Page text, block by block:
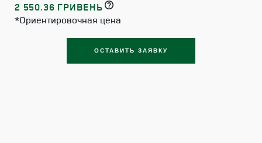
2 550.36 ГРИВЕНЬ
*Ориентировочная цена
ОСТАВИТЬ ЗАЯВКУ